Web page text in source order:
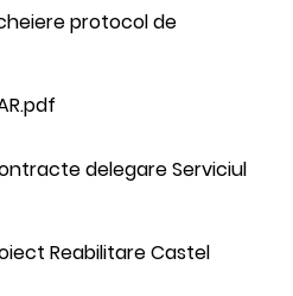
protocol de
delegare Serviciul
Reabilitare Castel